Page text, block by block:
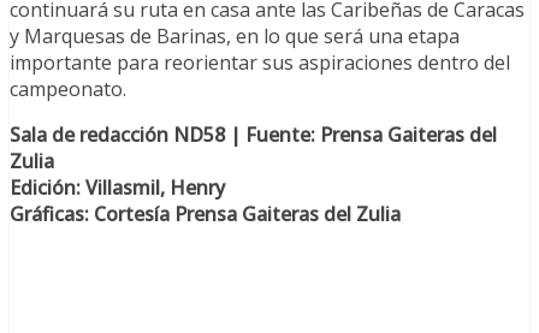
continuará su ruta en casa ante las Caribeñas de Caracas
y Marquesas de Barinas, en lo que será una etapa
importante para reorientar sus aspiraciones dentro del
campeonato.
Sala de redacción ND58 | Fuente: Prensa Gaiteras del
Zulia
Edición: Villasmil, Henry
Gráficas: Cortesía Prensa Gaiteras del Zulia